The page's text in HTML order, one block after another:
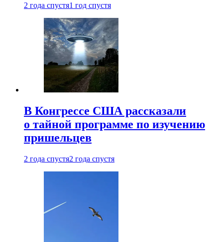
2 года спустя1 год спустя
В Конгрессе США рассказали
о тайной программе по изучению
пришельцев
2 года спустя2 года спустя